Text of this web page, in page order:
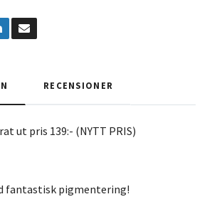
RECENSIONER
ut pris 139:- (NYTT PRIS)
fantastisk pigmentering!